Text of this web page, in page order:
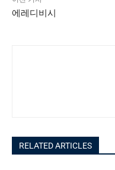
에레디비시
RELATED ARTICLES